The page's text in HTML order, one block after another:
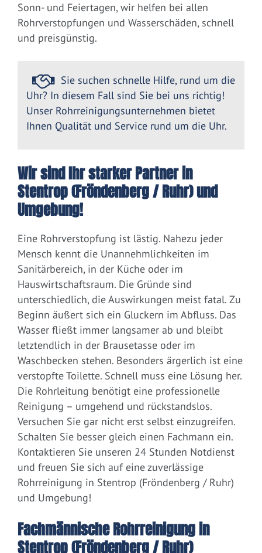
Sonn- und Feiertagen, wir helfen bei allen
Rohrverstopfungen und Wasserschäden, schnell
und preisgünstig.
Sie suchen schnelle Hilfe, rund um die
Uhr? In diesem Fall sind Sie bei uns richtig!
Unser Rohrreinigungsunternehmen bietet
Ihnen Qualität und Service rund um die Uhr.
Wir sind Ihr starker Partner in
Stentrop (Fröndenberg / Ruhr) und
Umgebung!
Eine Rohrverstopfung ist lästig. Nahezu jeder
Mensch kennt die Unannehmlichkeiten im
Sanitärbereich, in der Küche oder im
Hauswirtschaftsraum. Die Gründe sind
unterschiedlich, die Auswirkungen meist fatal. Zu
Beginn äußert sich ein Gluckern im Abfluss. Das
Wasser fließt immer langsamer ab und bleibt
letztendlich in der Brausetasse oder im
Waschbecken stehen. Besonders ärgerlich ist eine
verstopfte Toilette. Schnell muss eine Lösung her.
Die Rohrleitung benötigt eine professionelle
Reinigung – umgehend und rückstandslos.
Versuchen Sie gar nicht erst selbst einzugreifen.
Schalten Sie besser gleich einen Fachmann ein.
Kontaktieren Sie unseren 24 Stunden Notdienst
und freuen Sie sich auf eine zuverlässige
Rohrreinigung in Stentrop (Fröndenberg / Ruhr)
und Umgebung!
Fachmännische Rohrreinigung in
Stentrop (Fröndenberg / Ruhr)